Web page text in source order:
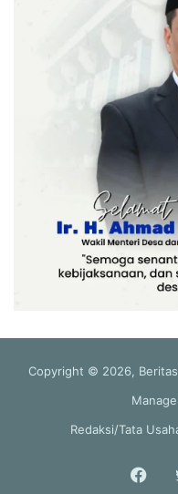
Copyright © 2026,
Redaksi/Tata